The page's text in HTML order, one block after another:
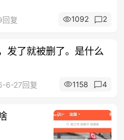
复 1092 2
发了就被删了。是什么
6-27回复 1158 4